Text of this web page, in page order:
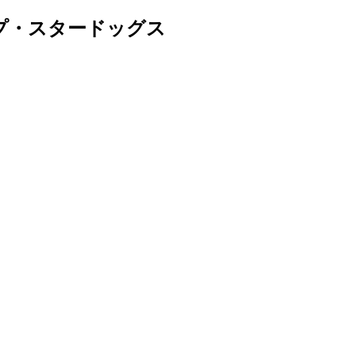
・スタードッグス